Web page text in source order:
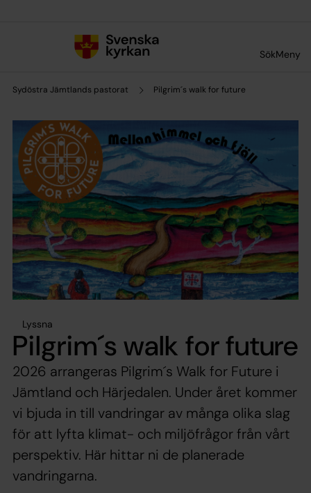
SökMeny
Sydöstra Jämtlands pastorat Pilgrim´s walk for future
Lyssna
Pilgrim´s walk for future
2026 arrangeras Pilgrim´s Walk for Future i
Jämtland och Härjedalen. Under året kommer
vi bjuda in till vandringar av många olika slag
för att lyfta klimat- och miljöfrågor från vårt
perspektiv. Här hittar ni de planerade
vandringarna.